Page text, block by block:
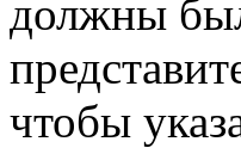
должны
чтобы